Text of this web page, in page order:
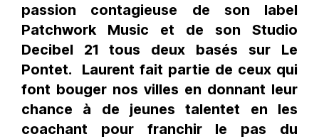
passion contagieuse de son label
Patchwork Music et de son Studio
Decibel 21 tous deux basés sur Le
Pontet. Laurent fait partie de ceux qui
font bouger nos villes en donnant leur
chance à de jeunes talentet en les
coachant pour franchir le pas du